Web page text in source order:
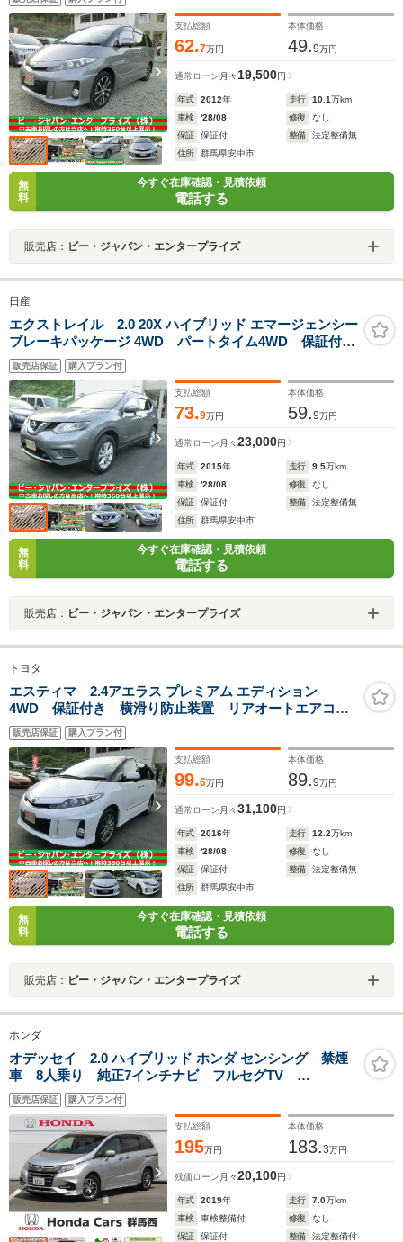
ルエアバック メモリナビ パワステ Wエアコン パ
ワーウィンドウ
支払総額
62.7万円
本体価格
49.9万円
通常ローン 月々 19,500円
年式 2012年 走行 10.1万km
車検
'28/08 修復
なし
保証
保証付 整備
法定整備無
住所
群馬県安中市
無
料
今すぐ在庫確認・見積依頼
電話する
販売店： ビー・ジャパン・エンタープライズ
日産
エクストレイル 2.0 20X ハイブリッド エマージェンシー
ブレーキパッケージ 4WD パートタイム4WD 保証付き
VDC シートヒータ TVナビ スマートキープッシュス
タート パワーウインドウ キーフリーキー メモリナ
ビ LEDライト イモビライザー フルオートエアコン
販売店保証 購入プラン付
支払総額
73.9万円
本体価格
59.9万円
通常ローン 月々23,000円
年式 2015年 走行 9.5万km
車検
'28/08 修復
なし
保証
保証付 整備
法定整備無
住所
群馬県安中市
無
料
今すぐ在庫確認・見積依頼
電話する
販売店： ビー・ジャパン・エンタープライズ
トヨタ
エスティマ 2.4アエラス プレミアム エディション
4WD 保証付き 横滑り防止装置 リアオートエアコ
ン Bluetooth対応 パワーウインドウ ABS オートク
ルーズ 盗難防止装置 HDDナビ スマートキー
ETC 3列
販売店保証 購入プラン付
支払総額
99.6万円
本体価格
89.9万円
通常ローン 月々31,100円
年式 2016年 走行 12.2万km
車検
'28/08 修復
なし
保証
保証付 整備
法定整備無
住所
群馬県安中市
無
料
今すぐ在庫確認・見積依頼
電話する
販売店： ビー・ジャパン・エンタープライズ
ホンダ
オデッセイ 2.0 ハイブリッド ホンダ センシング 禁煙
車 8人乗り 純正7インチナビ フルセグTV
CD/DVD BluetoothAudio バックカメラ ETC2.0 ナ
ビ連動ドライブレコーダー 電子制御パーキングブレー
キ 純正16インチAW
販売店保証 購入プラン付
支払総額
195万円
本体価格
183.3万円
残価ローン 月々20,100円
年式 2019年 走行 7.0万km
車検
車検整備付 修復
なし
保証
保証付 整備
法定整備付